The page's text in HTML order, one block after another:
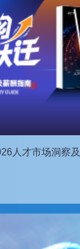
人才市场洞察及